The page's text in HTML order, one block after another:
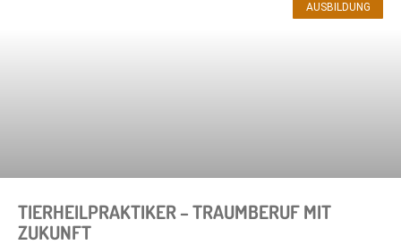
AUSBILDUNG
TIERHEILPRAKTIKER – TRAUMBERUF MIT
ZUKUNFT